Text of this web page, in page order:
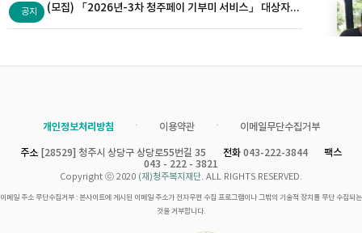
공지 (모집) 「2026년-3차 청주페이 기부미 서비스」 대상자 추천 안내
개인정보처리방침 ㆍ 이용약관 ㆍ 이메일무단수집거부
주소[28529] 청주시 상당구 상당로55번길 35 전화043-222-3844
팩스
043 - 222 - 3821
Copyright ⓒ 2020 (재)청주복지재단. ALL RIGHTS RESERVED.
이메일 주소 무단수집거부 : 본사이트에 게시된 이메일 주소가 전자우편 수집 프로그램이나 그밖의 기술적 장치를 무단 수집되는
것을 거부합니다.